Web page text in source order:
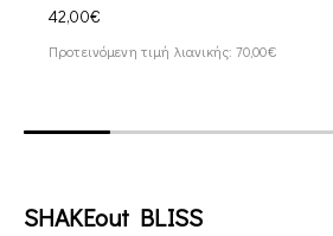
42,00€
Προτεινόμενη τιμή λιανικής: 70,00€
SHAKEout BLISS